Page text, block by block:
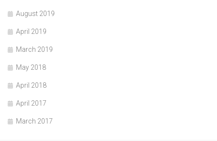
August 2019
April 2019
March 2019
May 2018
April 2018
April 2017
March 2017